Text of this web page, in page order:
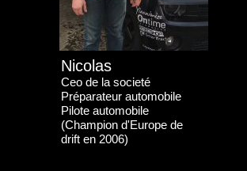
Nicolas
Ceo de la societé
Préparateur automobile
Pilote automobile
(Champion d'Europe de
drift en 2006)